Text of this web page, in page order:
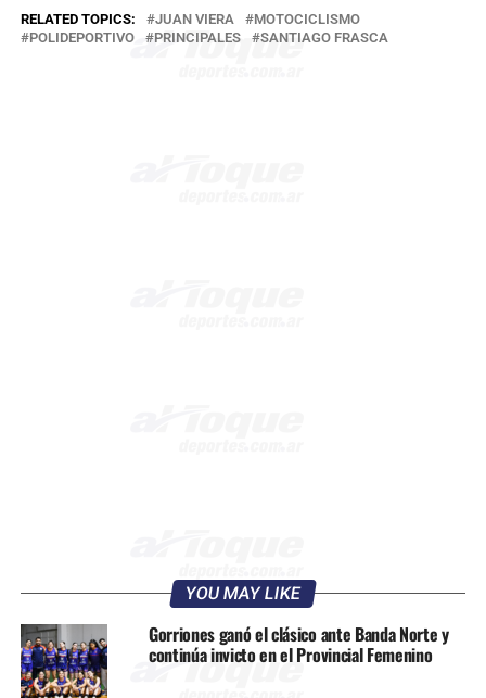
RELATED TOPICS: JUAN VIERA
MOTOCICLISMO
POLIDEPORTIVO
PRINCIPALES SANTIAGO FRASCA
YOU MAY LIKE
Gorriones ganó el clásico ante Banda Norte y
continúa invicto en el Provincial Femenino